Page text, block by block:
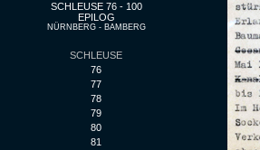
SCHLEUSE 76 - 100
EPILOG
NÜRNBERG - BAMBERG
SCHLEUSE
76
77
78
79
80
81